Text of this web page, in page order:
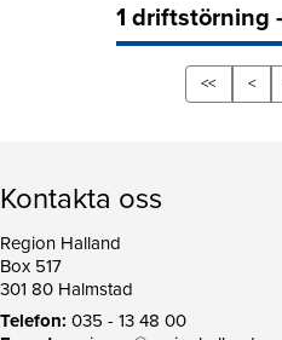
1 driftstörning
<< <
Kontakta oss
Region Halland
Box 517
301 80 Halmstad
Telefon: 035 - 13 48 00